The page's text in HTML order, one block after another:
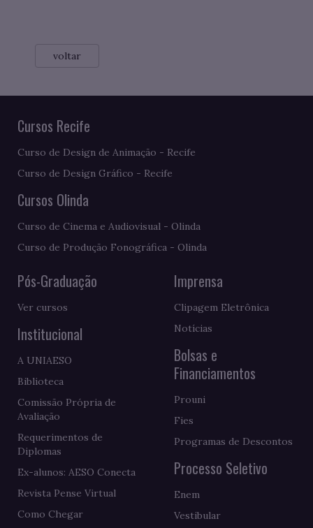
voltar
Cursos Recife
Curso de Design de Animação - Recife
Curso de Design Gráfico - Recife
Cursos Olinda
Curso de Cinema e Audiovisual - Olinda
Curso de Produção Fonográfica - Olinda
Pós-Graduação
Ver cursos
Institucional
A UNIAESO
Biblioteca
Comissão Própria de
Avaliação
Requerimentos de
Diplomas
Ex-alunos: AESO Conecta
Revista Pense Virtual
Como Chegar
Imprensa
Clipagem Eletrônica
Notícias
Bolsas e
Financiamentos
Prouni
Fies
Programas de Descontos
Processo Seletivo
Enem
Vestibular